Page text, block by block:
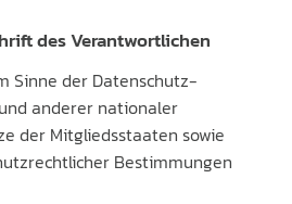
des Verantwortlichen
Sinne der Datenschutz-
anderer nationaler
der Mitgliedsstaaten sowie
Bestimmungen